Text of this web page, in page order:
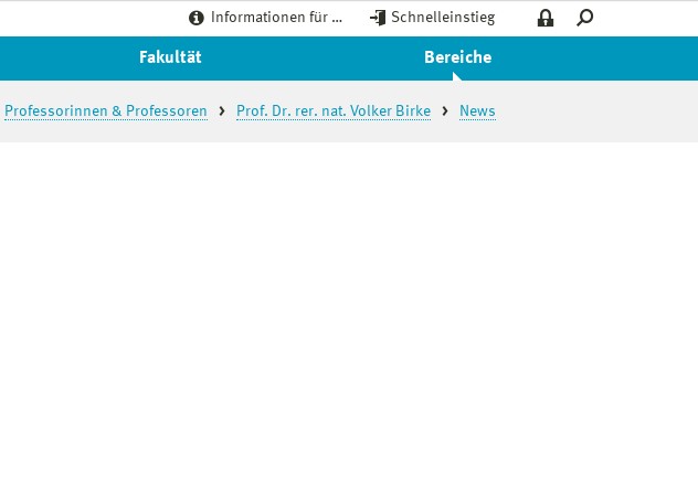
Informationen für … Schnelleinstieg
Fakultät Bereiche
Professorinnen & Professoren Prof. Dr. rer. nat. Volker Birke News